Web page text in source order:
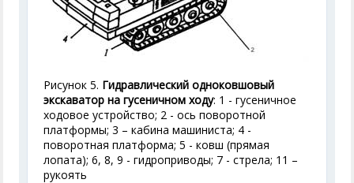
Рисунок 5. Гидравлический одноковшовый
экскаватор на гусеничном ходу: 1 - гусеничное
ходовое устройство; 2 - ось поворотной
платформы; 3 – кабина машиниста; 4 -
поворотная платформа; 5 - ковш (прямая
лопата); 6, 8, 9 - гидроприводы; 7 - стрела; 11 –
рукоять